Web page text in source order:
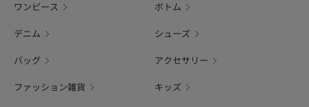
ワンピース ボトム
デニム シューズ
バッグ アクセサリー
ファッション雑貨 キッズ